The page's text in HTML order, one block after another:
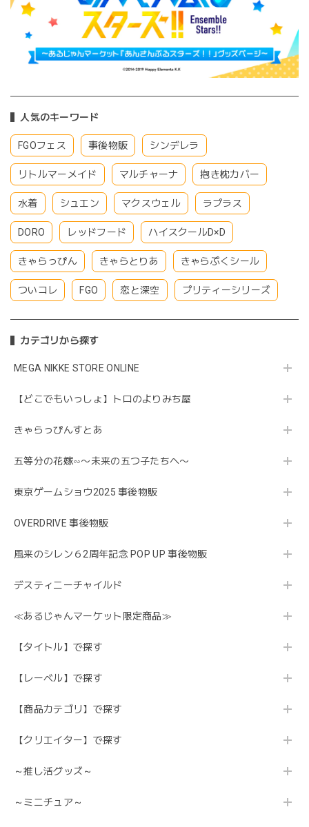
人気のキーワード
FGOフェス 事後物販 シンデレラ
リトルマーメイド マルチャーナ 抱き枕カバー
水着 シュエン マクスウェル ラプラス
DORO レッドフード ハイスクールD×D
きゃらっぴん きゃらとりあ きゃらぷくシール
ついコレ FGO 恋と深空 プリティーシリーズ
カテゴリから探す
MEGA NIKKE STORE ONLINE
【どこでもいっしょ】トロのよりみち屋
きゃらっぴんすとあ
五等分の花嫁∽〜未来の五つ子たちへ〜
東京ゲームショウ2025 事後物販
OVERDRIVE 事後物販
風来のシレン６2周年記念 POP UP 事後物販
デスティニーチャイルド
≪あるじゃんマーケット限定商品≫
【タイトル】で探す
【レーベル】で探す
【商品カテゴリ】で探す
【クリエイター】で探す
～推し活グッズ～
～ミニチュア～